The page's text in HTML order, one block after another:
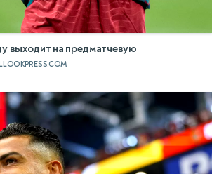
выходит на предматчевую